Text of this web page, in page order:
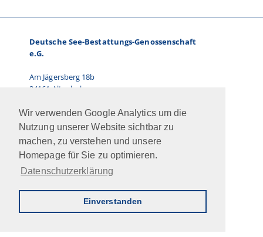
Wir verwenden Google Analytics um die
Nutzung unserer Website sichtbar zu
machen, zu verstehen und unsere
Homepage für Sie zu optimieren.
Datenschutzerklärung
Einverstanden
Datenschutz
Kontakt
Deutsche See-Bestattungs-Genossenschaft
e.G.
Am Jägersberg 18b
24161 Altenholz
Telefon: 0431.66 67 87-0
E-Mail: info@dsbg.de
Vorstand:
Ralf Paulsen, Marcus Kühn